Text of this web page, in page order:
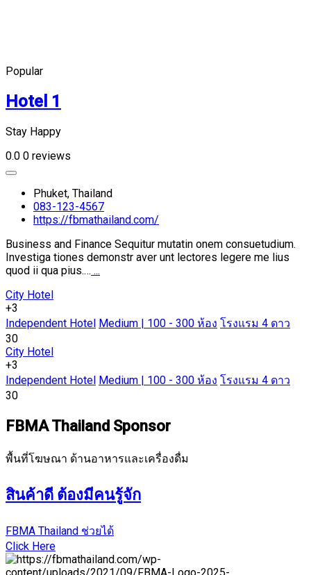
Popular
Hotel 1
Stay Happy
0.0 0 reviews
Phuket, Thailand
083-123-4567
https://fbmathailand.com/
Business and Finance Sequitur mutatin onem consuetudium.
Investiga tiones demonstr aver unt lectores legere me lius
quod ii qua pius.… ...
City Hotel
+3
Independent Hotel Medium | 100 - 300 ห้อง โรงแรม 4 ดาว
30
City Hotel
+3
Independent Hotel Medium | 100 - 300 ห้อง โรงแรม 4 ดาว
30
FBMA Thailand Sponsor
พื้นที่โฆษณา ด้านอาหารและเครื่องดื่ม
สินค้าดี ต้องมีคนรู้จัก
FBMA Thailand ช่วยได้
Click Here